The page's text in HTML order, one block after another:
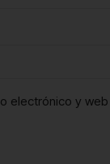
electrónico y